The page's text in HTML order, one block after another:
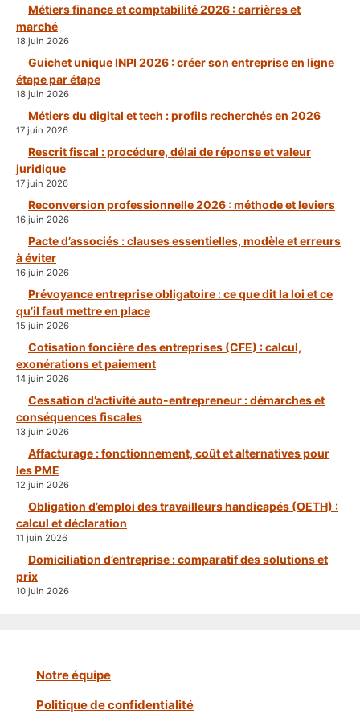
Métiers finance et comptabilité 2026 : carrières et
marché
18 juin 2026
Guichet unique INPI 2026 : créer son entreprise en ligne
étape par étape
18 juin 2026
Métiers du digital et tech : profils recherchés en 2026
17 juin 2026
Rescrit fiscal : procédure, délai de réponse et valeur
juridique
17 juin 2026
Reconversion professionnelle 2026 : méthode et leviers
16 juin 2026
Pacte d’associés : clauses essentielles, modèle et erreurs
à éviter
16 juin 2026
Prévoyance entreprise obligatoire : ce que dit la loi et ce
qu’il faut mettre en place
15 juin 2026
Cotisation foncière des entreprises (CFE) : calcul,
exonérations et paiement
14 juin 2026
Cessation d’activité auto-entrepreneur : démarches et
conséquences fiscales
13 juin 2026
Affacturage : fonctionnement, coût et alternatives pour
les PME
12 juin 2026
Obligation d’emploi des travailleurs handicapés (OETH) :
calcul et déclaration
11 juin 2026
Domiciliation d’entreprise : comparatif des solutions et
prix
10 juin 2026
Notre équipe
Politique de confidentialité